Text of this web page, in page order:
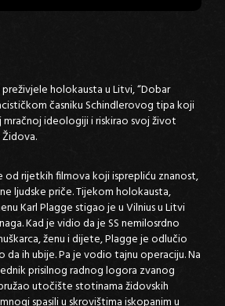
holokausta u Litvi, “Dobar
časniku Schindlerovog tipa koji
ideologiji i riskirao svoj život
od rijetkih filmova koji isprepliću znanost,
ljudske priče. Tijekom holokausta,
Karl Plagge stigao je u Vilnius u Litvi
Kad je vidio da je SS nemilosrdno
ženu i dijete, Plagge je odlučio
da ih ubije. Pa je vodio tajnu operaciju. Na
prisilnog radnog logora zvanog
utočište stotinama židovskih